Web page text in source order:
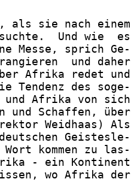
als sie nach einem
Und wie  es
Messe, sprich Ge-
und daher
Afrika redet und
Tendenz des soge-
Afrika von sich
und Schaffen, über
Weidhaas) Als
Geistesle-
kommen zu las-
- ein Kontinent
wo Afrika der